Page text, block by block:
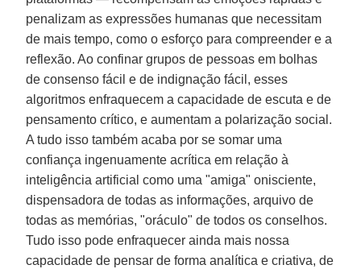
penalizam as expressões humanas que necessitam
de mais tempo, como o esforço para compreender e a
reflexão. Ao confinar grupos de pessoas em bolhas
de consenso fácil e de indignação fácil, esses
algoritmos enfraquecem a capacidade de escuta e de
pensamento crítico, e aumentam a polarização social.
A tudo isso também acaba por se somar uma
confiança ingenuamente acrítica em relação à
inteligência artificial como uma "amiga" onisciente,
dispensadora de todas as informações, arquivo de
todas as memórias, "oráculo" de todos os conselhos.
Tudo isso pode enfraquecer ainda mais nossa
capacidade de pensar de forma analítica e criativa, de